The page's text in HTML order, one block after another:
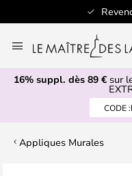
au
contenu
16% suppl. dès 89 € sur
CODE :
Appliques Murales